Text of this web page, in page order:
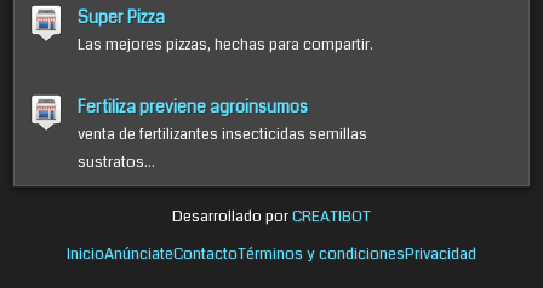
Super Pizza
Las mejores pizzas, hechas para compartir.
Fertiliza previene agroinsumos
venta de fertilizantes insecticidas semillas
sustratos...
Desarrollado porCREATIBOT
InicioAnúnciateContactoTérminos y condicionesPrivacidad